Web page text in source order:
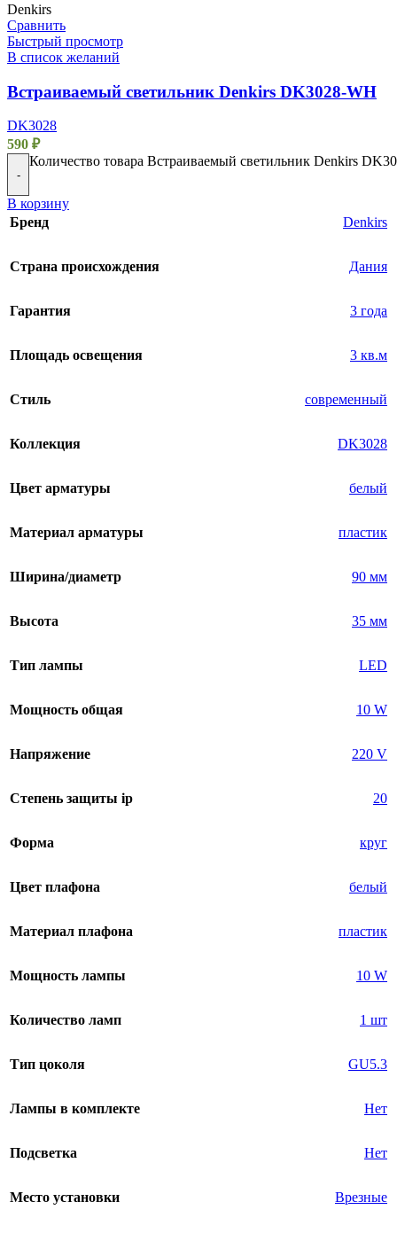
Denkirs
Сравнить
Быстрый просмотр
В список желаний
Встраиваемый светильник Denkirs DK3028-WH
DK3028
590 ₽
-
Количество товара Встраиваемый светильник Denkirs
В корзину
Бренд
Denkirs
Страна происхождения Дания
Гарантия 3 года
Площадь освещения 3 кв.м
Стиль современный
Коллекция DK3028
Цвет арматуры белый
Материал арматуры пластик
Ширина/диаметр 90 мм
Высота 35 мм
Тип лампы LED
Мощность общая 10 W
Напряжение 220 V
Степень защиты ip 20
Форма круг
Цвет плафона белый
Материал плафона пластик
Мощность лампы 10 W
Количество ламп 1 шт
Тип цоколя GU5.3
Лампы в комплекте Нет
Подсветка Нет
Место установки Врезные